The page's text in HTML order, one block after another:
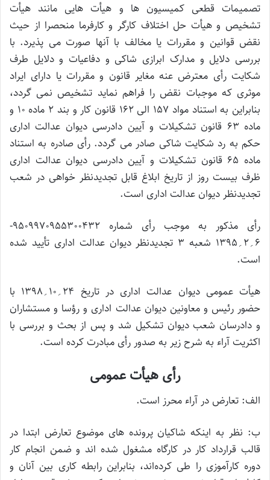
تصمیمات قطعی کمیسیون ها و هیأت هایی مانند هیأت
تشخیص و هیأت حل اختلاف کارگر و کارفرما منحصرا از حیث
نقض قوانین و مقررات یا مخالف با آنها صورت می پذیرد. با
بررسی دلایل و مدارک ابرازی شاکی و دفاعیات و دلایل طرف
شکایت رأی معترض عنه مغایر قانون و مقررات یا دارای ایراد
موثری که موجبات نقض را فراهم نماید تشخیص نمی گردد،
بنابراین به استناد مواد 157 الی 162 قانون کار و بند 2 ماده 10 و
ماده 63 قانون تشکیلات و آیین دادرسی دیوان عدالت اداری
حکم به رد شکایت شاکی صادر می گردد. رأی صادره به استناد
ماده 65 قانون تشکیلات و آیین دادرسی دیوان عدالت اداری
ظرف بیست روز از تاریخ ابلاغ قابل تجدیدنظر خواهی در شعب
تجدیدنظر دیوان عدالت اداری است.
رأی مذکور به موجب رأی شماره 9509970955300432-
6؍2؍1395 شعبه 3 تجدیدنظر دیوان عدالت اداری تأیید شده
است.
هیأت عمومی دیوان عدالت اداری در تاریخ 24؍10؍1398 با
حضور رئیس و معاونین دیوان عدالت اداری و رؤسا و مستشاران
و دادرسان شعب دیوان تشکیل شد و پس از بحث و بررسی با
اکثریت آراء به شرح زیر به صدور رأی مبادرت کرده است.
رأی هیأت عمومی
الف: تعارض در آراء محرز است.
ب: نظر به اینکه شاکیان پرونده های موضوع تعارض ابتدا در
قالب قرارداد کار در کارگاه مشغول شده اند و ضمن انجام کار
دوره کارآموزی را طی کرده‌اند، بنابراین رابطه کاری بین آنان و